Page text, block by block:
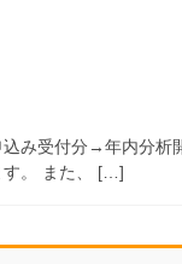
み受付分→年内分
す。 また、 […]